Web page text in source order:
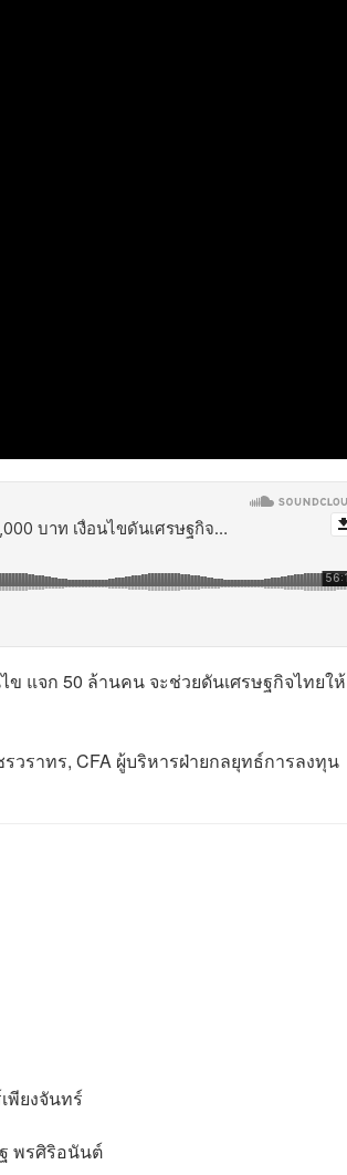
ข แจก 50 ล้านคน จะช่วยดันเศรษฐกิจไทยให้
วราทร, CFA ผู้บริหารฝ่ายกลยุทธ์การลงทุน
พียงจันทร์
พรศิริอนันต์